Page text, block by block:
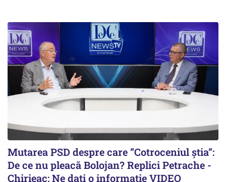
Mutarea PSD despre care ”Cotroceniul știa”:
De ce nu pleacă Bolojan? Replici Petrache -
Chirieac: Ne dați o informație VIDEO